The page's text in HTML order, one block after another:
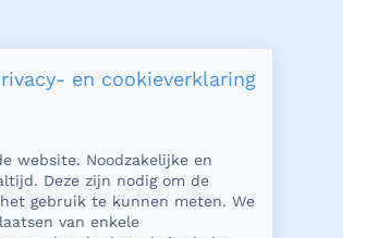
gegevens, dan
dat die
en cookieverklaring
website. Noodzakelijke en
Deze zijn nodig om de
gebruik te kunnen meten. We
van enkele